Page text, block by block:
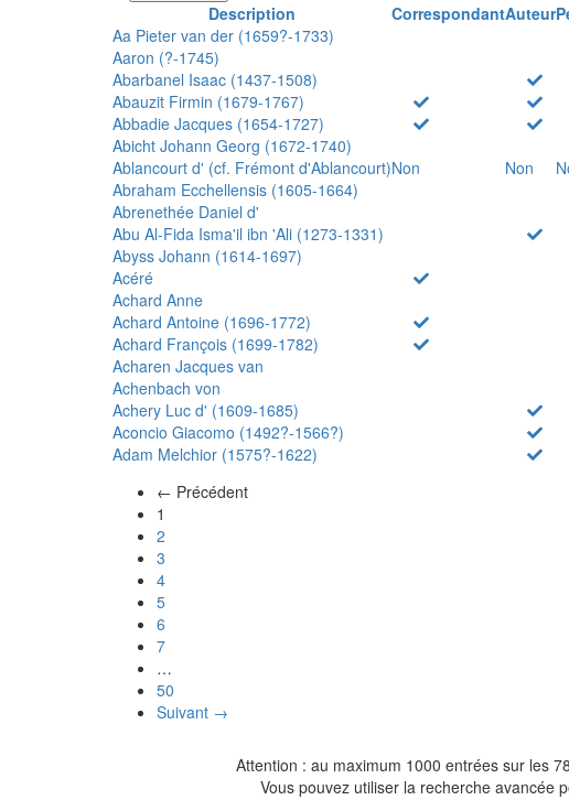
Description
CorrespondantAuteur
Aa Pieter van der (1659?-1733)
Aaron (?-1745)
Abarbanel Isaac (1437-1508)
Abauzit Firmin (1679-1767)
Abbadie Jacques (1654-1727)
Abicht Johann Georg (1672-1740)
Ablancourt d' (cf. Frémont d'Ablancourt)Non Non
Abraham Ecchellensis (1605-1664)
Abrenethée Daniel d'
Abu Al-Fida Isma'il ibn 'Ali (1273-1331)
Abyss Johann (1614-1697)
Acéré
Achard Anne
Achard Antoine (1696-1772)
Achard François (1699-1782)
Acharen Jacques van
Achenbach von
Achery Luc d' (1609-1685)
Aconcio Giacomo (1492?-1566?)
Adam Melchior (1575?-1622)
← Précédent
1
2
3
4
5
6
7
…
50
Suivant →
Attention : au maximum 1000 entrées sur les
Vous pouvez utiliser la recherche avancée